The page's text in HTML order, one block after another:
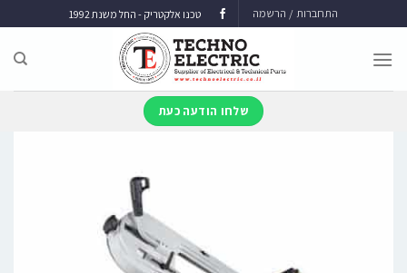
התחברות / הרשמה טכנו אלקטריק - החל משנת 1992
שלחו הודעה כעת